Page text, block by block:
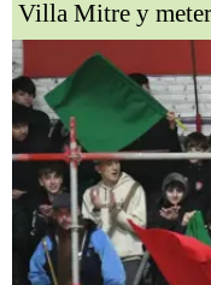
Villa Mitre y